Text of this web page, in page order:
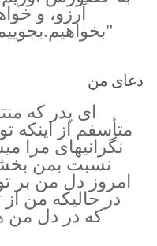
آرزو، و
دعای من
اى پدر كه
متأسفم از اينكه
نگرانيهاى مرا
نسبت بمن
امروز دل من بر
در حاليكه من
كه در دل من